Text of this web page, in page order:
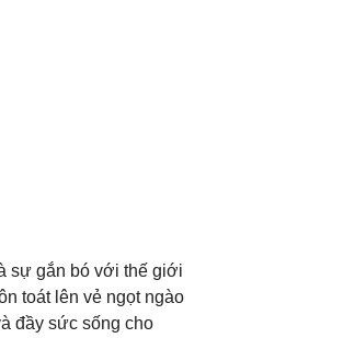
sự gắn bó với thế giới
toát lên vẻ ngọt ngào
đầy sức sống cho